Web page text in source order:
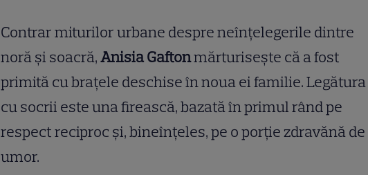
Contrar miturilor urbane despre neînțelegerile dintre
noră și soacră,Anisia Gaftonmărturisește că a fost
primită cu brațele deschise în noua ei familie. Legătura
cu socrii este una firească, bazată în primul rând pe
respect reciproc și, bineînțeles, pe o porție zdravănă de
umor.